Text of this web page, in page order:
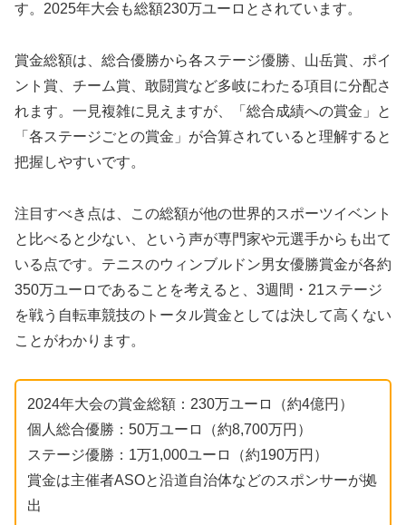
す。2025年大会も総額230万ユーロとされています。
賞金総額は、総合優勝から各ステージ優勝、山岳賞、ポイ
ント賞、チーム賞、敢闘賞など多岐にわたる項目に分配さ
れます。一見複雑に見えますが、「総合成績への賞金」と
「各ステージごとの賞金」が合算されていると理解すると
把握しやすいです。
注目すべき点は、この総額が他の世界的スポーツイベント
と比べると少ない、という声が専門家や元選手からも出て
いる点です。テニスのウィンブルドン男女優勝賞金が各約
350万ユーロであることを考えると、3週間・21ステージ
を戦う自転車競技のトータル賞金としては決して高くない
ことがわかります。
2024年大会の賞金総額：230万ユーロ（約4億円）
個人総合優勝：50万ユーロ（約8,700万円）
ステージ優勝：1万1,000ユーロ（約190万円）
賞金は主催者ASOと沿道自治体などのスポンサーが拠
出